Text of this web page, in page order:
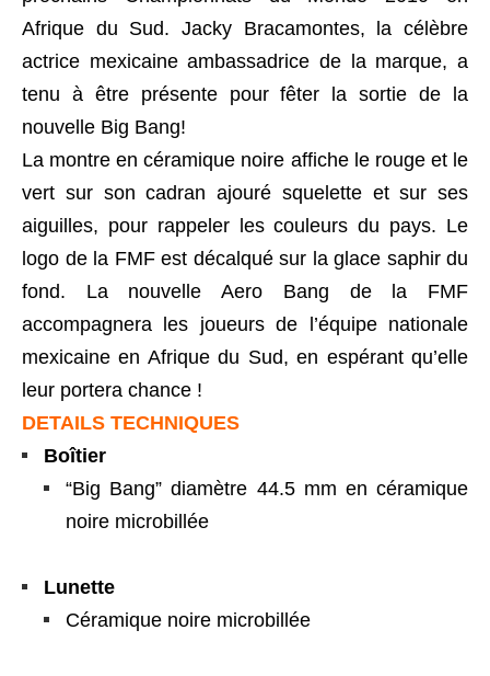
Afrique du Sud. Jacky Bracamontes, la célèbre
actrice mexicaine ambassadrice de la marque, a
tenu à être présente pour fêter la sortie de la
nouvelle Big Bang!
La montre en céramique noire affiche le rouge et le
vert sur son cadran ajouré squelette et sur ses
aiguilles, pour rappeler les couleurs du pays. Le
logo de la FMF est décalqué sur la glace saphir du
fond. La nouvelle Aero Bang de la FMF
accompagnera les joueurs de l’équipe nationale
mexicaine en Afrique du Sud, en espérant qu’elle
leur portera chance !
DETAILS TECHNIQUES
Boîtier
“Big Bang” diamètre 44.5 mm en céramique
noire microbillée
Lunette
Céramique noire microbillée